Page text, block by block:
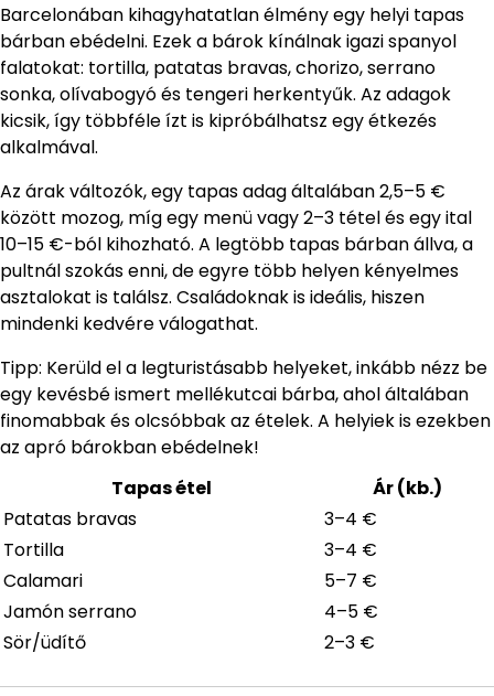
Barcelonában kihagyhatatlan élmény egy helyi tapas
bárban ebédelni. Ezek a bárok kínálnak igazi spanyol
falatokat: tortilla, patatas bravas, chorizo, serrano
sonka, olívabogyó és tengeri herkentyűk. Az adagok
kicsik, így többféle ízt is kipróbálhatsz egy étkezés
alkalmával.
Az árak változók, egy tapas adag általában 2,5–5 €
között mozog, míg egy menü vagy 2–3 tétel és egy ital
10–15 €-ból kihozható. A legtöbb tapas bárban állva, a
pultnál szokás enni, de egyre több helyen kényelmes
asztalokat is találsz. Családoknak is ideális, hiszen
mindenki kedvére válogathat.
Tipp: Kerüld el a legturistásabb helyeket, inkább nézz be
egy kevésbé ismert mellékutcai bárba, ahol általában
finomabbak és olcsóbbak az ételek. A helyiek is ezekben
az apró bárokban ebédelnek!
Tapas étel
Ár (kb.)
Patatas bravas
3–4 €
Tortilla
3–4 €
Calamari
5–7 €
Jamón serrano
4–5 €
Sör/üdítő
2–3 €